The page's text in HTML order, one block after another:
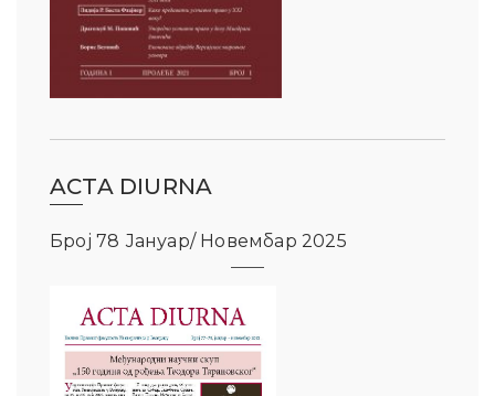
ACTA DIURNA
Број 78 Јануар/ Новембар 2025